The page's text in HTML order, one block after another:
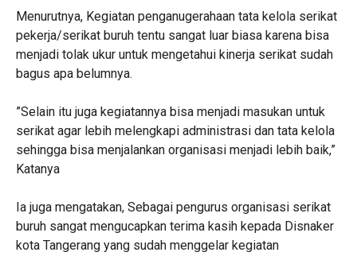
‎Menurutnya, Kegiatan penganugerahaan tata kelola serikat
pekerja/serikat buruh tentu sangat luar biasa karena bisa
menjadi tolak ukur untuk mengetahui kinerja serikat sudah
bagus apa belumnya.
‎”Selain itu juga kegiatannya bisa menjadi masukan untuk
serikat agar lebih melengkapi administrasi dan tata kelola
sehingga bisa menjalankan organisasi menjadi lebih baik,”
Katanya
‎Ia juga mengatakan, Sebagai pengurus organisasi serikat
buruh sangat mengucapkan terima kasih kepada Disnaker
kota Tangerang yang sudah menggelar kegiatan